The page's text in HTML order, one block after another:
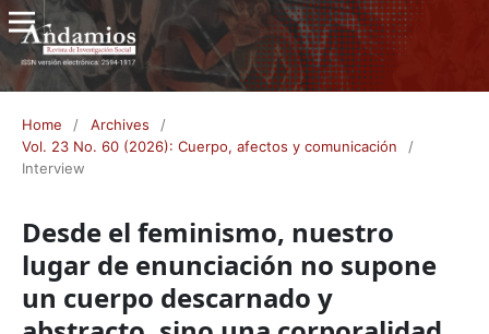
Home / Archives
/
Vol. 23 No. 60 (2026): Cuerpo, afectos y comunicación
/
Interview
Desde el feminismo, nuestro
lugar de enunciación no supone
un cuerpo descarnado y